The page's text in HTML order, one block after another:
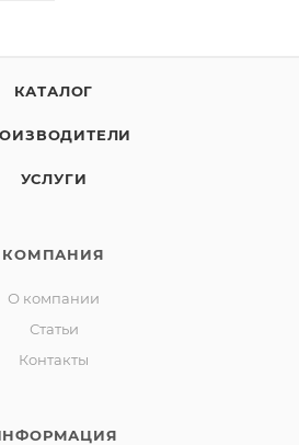
КАТАЛОГ
УСЛУГИ
КОМПАНИЯ
О компании
Статьи
Контакты